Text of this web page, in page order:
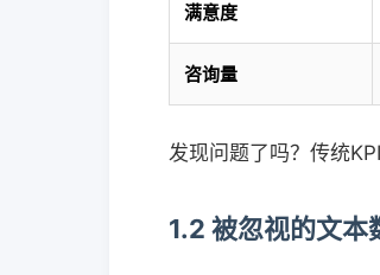
满意度
咨询量
发现问题了吗？传统
1.2 被忽视的文本